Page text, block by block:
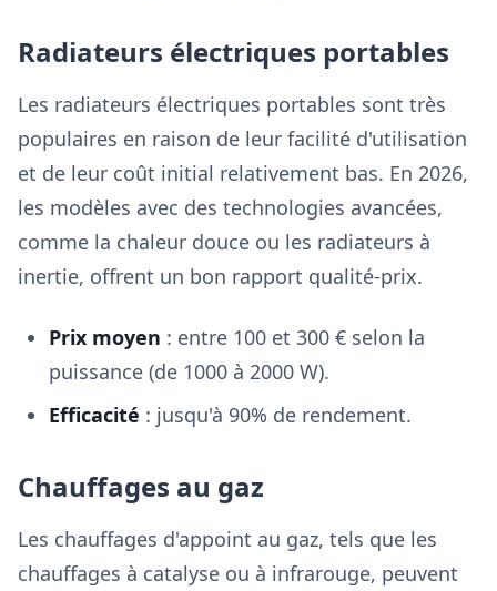
Radiateurs électriques portables
Les radiateurs électriques portables sont très
populaires en raison de leur facilité d'utilisation
et de leur coût initial relativement bas. En 2026,
les modèles avec des technologies avancées,
comme la chaleur douce ou les radiateurs à
inertie, offrent un bon rapport qualité-prix.
Prix moyen : entre 100 et 300 € selon la
puissance (de 1000 à 2000 W).
Efficacité : jusqu'à 90% de rendement.
Chauffages au gaz
Les chauffages d'appoint au gaz, tels que les
chauffages à catalyse ou à infrarouge, peuvent